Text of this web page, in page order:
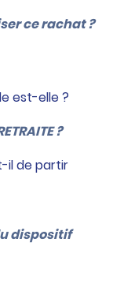
ce rachat ?
est-elle ?
?
il de partir
dispositif